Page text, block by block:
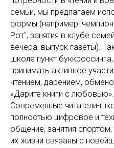
семьи, мы предлагаем
формы (например:
Рот", занятия в клубе
вечера, выпуск газеты).
школе пункт
принимать активное
чтением, дарением,
«Дарите книги с любовью».
Современные читатели-
полностью цифровое и
общение, занятия
их жизни связаны с